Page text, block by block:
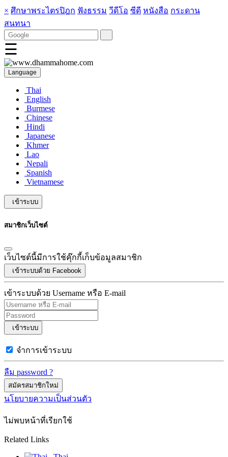
× ศึกษาพระไตรปิฎก ฟังธรรม วีดีโอ ซีดี หนังสือ กระดาน
สนทนา
☰
Language
Thai
English
Burmese
Chinese
Hindi
Japanese
Khmer
Lao
Nepali
Spanish
Vietnamese
เข้าระบบ
สมาชิกเว็บไซต์
เว็บไซต์นี้มีการใช้คุ๊กกี้เก็บข้อมูลสมาชิก
เข้าระบบด้วย Facebook
เข้าระบบด้วย Username หรือ E-mail
เข้าระบบ
จำการเข้าระบบ
ลืม password ?
สมัครสมาชิกใหม่
นโยบายความเป็นส่วนตัว
ไม่พบหน้าที่เรียกใช้
Related Links